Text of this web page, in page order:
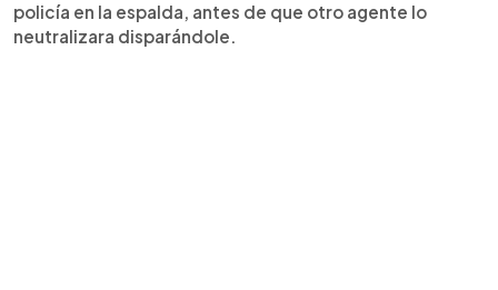
policía en la espalda, antes de que otro agente lo
neutralizara disparándole.